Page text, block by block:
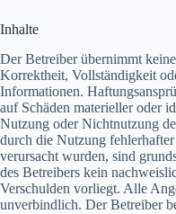
Inhalte
Der Betreiber übernimmt
Korrektheit, Vollständigkeit
Informationen.
auf Schäden materieller oder
Nutzung oder Nichtnutzung
durch die Nutzung
verursacht wurden, sind
des Betreibers kein
Verschulden vorliegt. Alle
unverbindlich. Der Betreiber